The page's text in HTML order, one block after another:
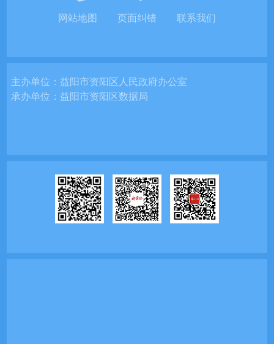
网站地图 页面纠错 联系我们
主办单位：益阳市资阳区人民政府办公室
承办单位：益阳市资阳区数据局